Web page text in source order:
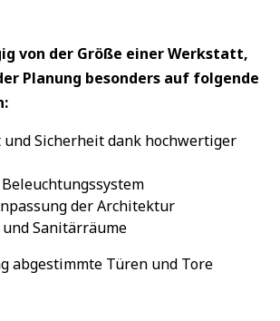
von der Größe einer Werkstatt,
Planung besonders auf folgende
Sicherheit dank hochwertiger
der Architektur
Sanitärräume
abgestimmte Türen und Tore